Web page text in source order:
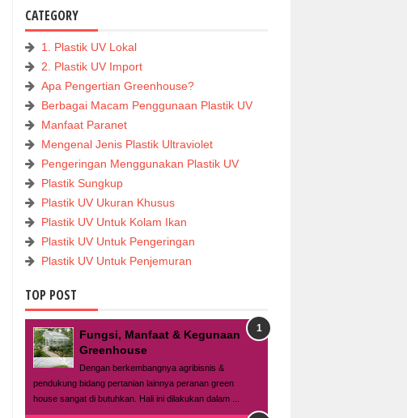
CATEGORY
1. Plastik UV Lokal
2. Plastik UV Import
Apa Pengertian Greenhouse?
Berbagai Macam Penggunaan Plastik UV
Manfaat Paranet
Mengenal Jenis Plastik Ultraviolet
Pengeringan Menggunakan Plastik UV
Plastik Sungkup
Plastik UV Ukuran Khusus
Plastik UV Untuk Kolam Ikan
Plastik UV Untuk Pengeringan
Plastik UV Untuk Penjemuran
TOP POST
Fungsi, Manfaat & Kegunaan
Greenhouse
Dengan berkembangnya agribisnis &
pendukung bidang pertanian lainnya peranan green
house sangat di butuhkan. Hali ini dilakukan dalam ...